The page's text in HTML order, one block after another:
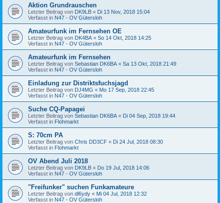
Aktion Grundrauschen
Letzter Beitrag von DK9LB « Di 13 Nov, 2018 15:04
Verfasst in N47 - OV Gütersloh
Amateurfunk im Fernsehen OE
Letzter Beitrag von DK4BA « So 14 Okt, 2018 14:25
Verfasst in N47 - OV Gütersloh
Amateurfunk im Fernsehen
Letzter Beitrag von Sebastian DK6BA « Sa 13 Okt, 2018 21:49
Verfasst in N47 - OV Gütersloh
Einladung zur Distriktsfuchsjagd
Letzter Beitrag von DJ4MG « Mo 17 Sep, 2018 22:45
Verfasst in N47 - OV Gütersloh
Suche CQ-Papagei
Letzter Beitrag von Sebastian DK6BA « Di 04 Sep, 2018 19:44
Verfasst in Flohmarkt
S: 70cm PA
Letzter Beitrag von Chris DD3CF « Di 24 Jul, 2018 08:30
Verfasst in Flohmarkt
OV Abend Juli 2018
Letzter Beitrag von DK9LB « Do 19 Jul, 2018 14:06
Verfasst in N47 - OV Gütersloh
"Freifunker" suchen Funkamateure
Letzter Beitrag von dl6ydy « Mi 04 Jul, 2018 12:32
Verfasst in N47 - OV Gütersloh